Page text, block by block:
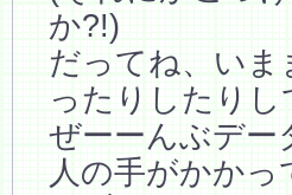
か?!)
だってね、い
ったりしたり
ぜーーんぶデー
人の手がかか